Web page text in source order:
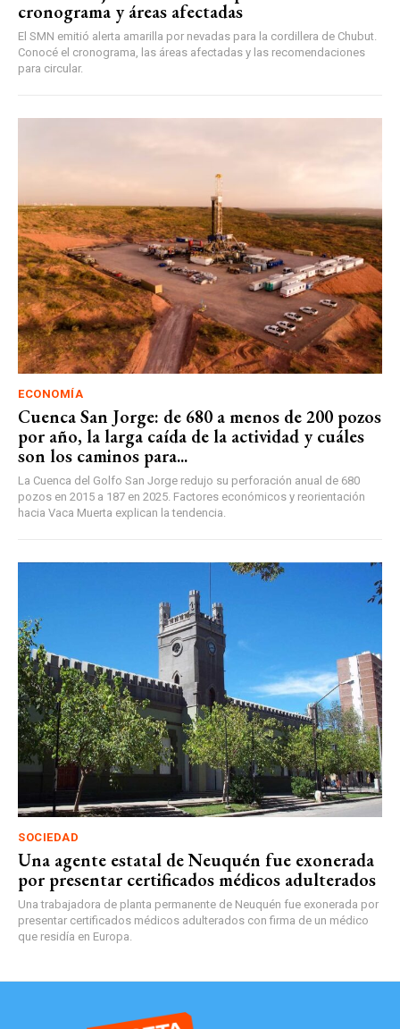
cronograma y áreas afectadas
El SMN emitió alerta amarilla por nevadas para la cordillera de Chubut.
Conocé el cronograma, las áreas afectadas y las recomendaciones
para circular.
ECONOMÍA
Cuenca San Jorge: de 680 a menos de 200 pozos
por año, la larga caída de la actividad y cuáles
son los caminos para...
La Cuenca del Golfo San Jorge redujo su perforación anual de 680
pozos en 2015 a 187 en 2025. Factores económicos y reorientación
hacia Vaca Muerta explican la tendencia.
SOCIEDAD
Una agente estatal de Neuquén fue exonerada
por presentar certificados médicos adulterados
Una trabajadora de planta permanente de Neuquén fue exonerada por
presentar certificados médicos adulterados con firma de un médico
que residía en Europa.